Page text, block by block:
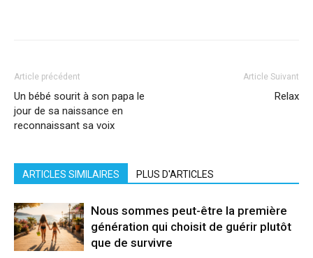
Article précédent
Un bébé sourit à son papa le
jour de sa naissance en
reconnaissant sa voix
Article Suivant
Relax
ARTICLES SIMILAIRES PLUS D'ARTICLES
Nous sommes peut-être la première
génération qui choisit de guérir plutôt
que de survivre